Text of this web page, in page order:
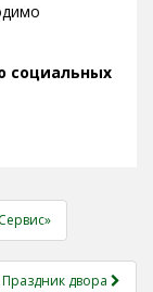
социальных
Праздник двора